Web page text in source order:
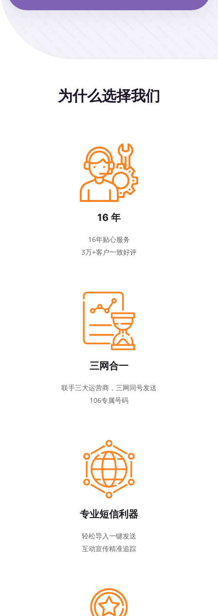
为什么选择我们
16 年
16年贴心服务
3万+客户一致好评
三网合一
联手三大运营商，三网同号发送
106专属号码
专业短信利器
轻松导入一键发送
互动宣传精准追踪